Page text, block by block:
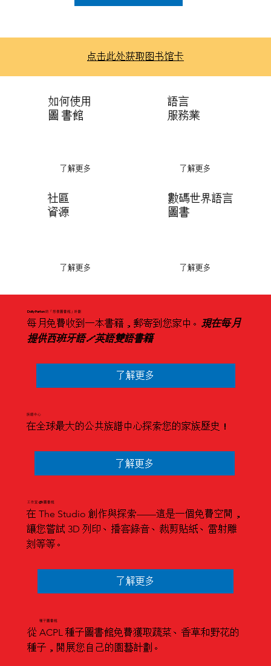
点击此处获取图书馆卡
如何使用
圖 書館
了解更多
語言
服務業
了解更多
社區
資源
了解更多
數碼世界語言
圖書
了解更多
Dolly Parton 的「想像圖書館」計劃
每月免費收到一本書籍，郵寄到您家中。 現在每月
提供西班牙語／英語雙語書籍
了解更多
族譜中心
在全球最大的公共族譜中心探索您的家族歷史！
了解更多
工作室 @ 圖書館
在 The Studio 創作與探索——這是一個免費空間，
讓您嘗試 3D 列印、播客錄音、裁剪貼紙、雷射雕
刻等等。
了解更多
種子圖書館
從 ACPL 種子圖書館免費獲取蔬菜、香草和野花的
種子，開展您自己的園藝計劃。